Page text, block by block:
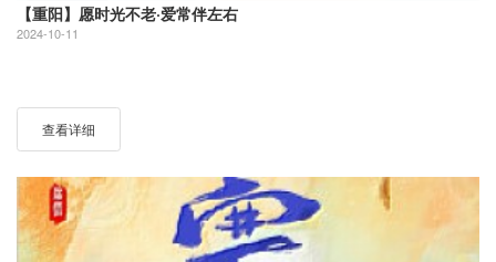
【重阳】愿时光不老·爱常伴左右
2024-10-11
查看详细